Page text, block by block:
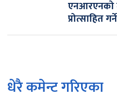
एनआरएनको
प्रोत्साहित
धेरै कमेन्ट गरिएका